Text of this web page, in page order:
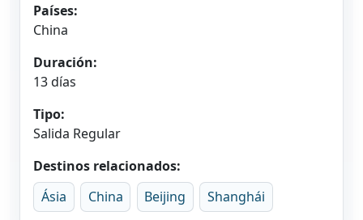
Países:
China
Duración:
13 días
Tipo:
Salida Regular
Destinos relacionados:
Ásia
China Beijing Shanghái